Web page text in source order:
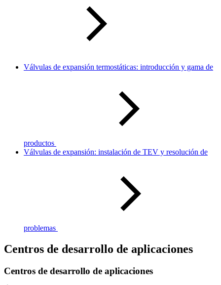
Válvulas de expansión termostáticas: introducción y gama de
productos
Válvulas de expansión: instalación de TEV y resolución de
problemas
Centros de desarrollo de aplicaciones
Centros de desarrollo de aplicaciones